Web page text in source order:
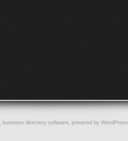
business directory software, powered by WordPress